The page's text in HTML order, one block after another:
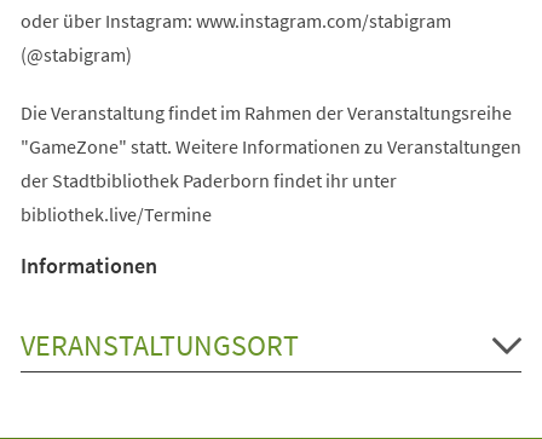
oder über Instagram: www.instagram.com/stabigram
(@stabigram)
Die Veranstaltung findet im Rahmen der Veranstaltungsreihe
"GameZone" statt. Weitere Informationen zu Veranstaltungen
der Stadtbibliothek Paderborn findet ihr unter
bibliothek.live/Termine
Informationen
VERANSTALTUNGSORT